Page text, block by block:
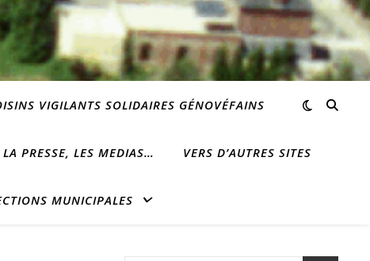
VIGILANTS SOLIDAIRES GÉNOVÉFAINS
PRESSE, LES MEDIAS… VERS D’AUTRES SITES
MUNICIPALES